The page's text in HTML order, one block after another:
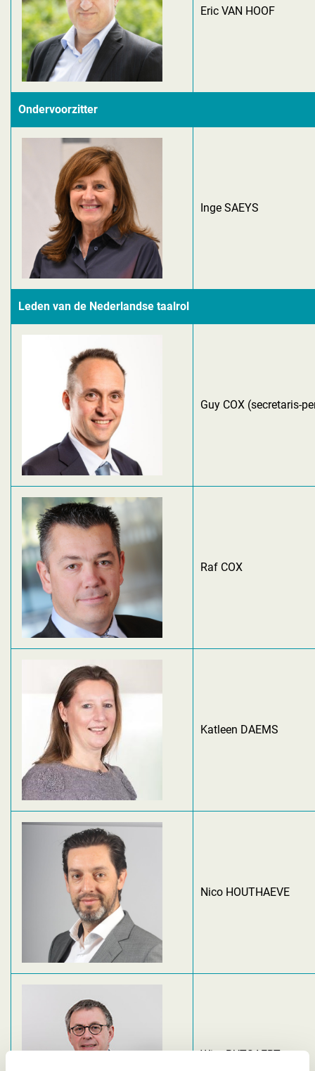
Eric VAN HOOF
Ondervoorzitter
Inge SAEYS
Leden van de Nederlandse taalrol
Guy COX (secretaris-
Raf COX
Katleen DAEMS
Nico HOUTHAEVE
Wim RUTSAERT